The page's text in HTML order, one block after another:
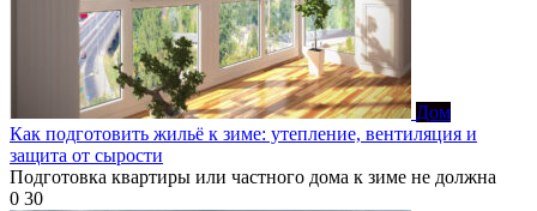
Дом
Как подготовить жильё к зиме: утепление, вентиляция и
защита от сырости
Подготовка квартиры или частного дома к зиме не должна
0 30